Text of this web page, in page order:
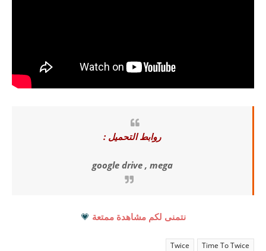
روابط التحميل :
google drive , mega
نتمنى لكم مشاهدة ممتعة 💗
Time To Twice
Twice